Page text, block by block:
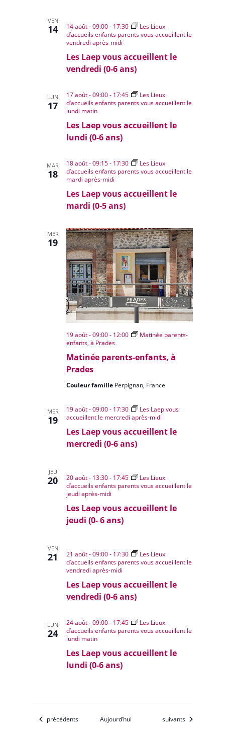
VEN
14
Les Laep vous accueillent le
vendredi (0-6 ans)
14 août - 09:00- 17:30
Les Lieux
d’accueils enfants parents vous accueillent le
vendredi après-midi
LUN
17
Les Laep vous accueillent le
lundi (0-6 ans)
17 août - 09:00- 17:45
Les Lieux
d’accueils enfants parents vous accueillent le
lundi matin
MAR
18
Les Laep vous accueillent le
mardi (0-5 ans)
18 août - 09:15- 17:30
Les Lieux
d’accueils enfants parents vous accueillent le
mardi après-midi
MER
19
Matinée parents-enfants, à
Prades
19 août - 09:00- 12:00
Matinée parents-
enfants, à Prades
Couleur famille Perpignan, France
MER
19
Les Laep vous accueillent le
mercredi (0-6 ans)
19 août - 09:00- 17:30
Les Laep vous
accueillent le mercredi après-midi
JEU
20
Les Laep vous accueillent le
jeudi (0- 6 ans)
20 août - 13:30- 17:45
Les Lieux
d’accueils enfants parents vous accueillent le
jeudi après-midi
VEN
21
Les Laep vous accueillent le
vendredi (0-6 ans)
21 août - 09:00- 17:30
Les Lieux
d’accueils enfants parents vous accueillent le
vendredi après-midi
LUN
24
Les Laep vous accueillent le
lundi (0-6 ans)
24 août - 09:00- 17:45
Les Lieux
d’accueils enfants parents vous accueillent le
lundi matin
Évènements
précédents Aujourd’hui Évènements
suivants